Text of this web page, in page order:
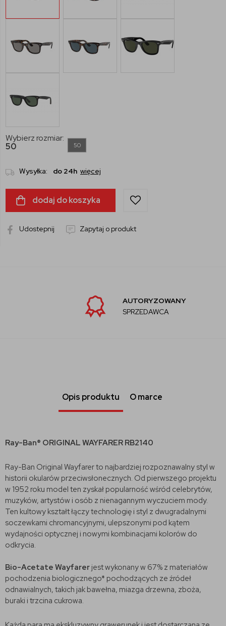
Wybierz rozmiar:
50
50
Wysyłka: do 24h więcej
dodaj do koszyka
Udostepnij Zapytaj o produkt
AUTORYZOWANY
SPRZEDAWCA
Opis produktu O marce
Ray-Ban® ORIGINAL WAYFARER RB2140
Ray-Ban Original Wayfarer to najbardziej rozpoznawalny styl w
historii okularów przeciwsłonecznych. Od pierwszego projektu
w 1952 roku model ten zyskał popularność wśród celebrytów,
muzyków, artystów i osób z nienagannym wyczuciem mody.
Ten kultowy kształt łączy technologię i styl z dwugradalnymi
soczewkami chromancyjnymi, ulepszonymi pod kątem
wydajności optycznej i nowymi kombinacjami kolorów do
odkrycia.
Bio-Acetate Wayfarer jest wykonany w 67% z materiałów
pochodzenia biologicznego* pochodzących ze źródeł
odnawialnych, takich jak bawełna, miazga drzewna, zboża,
buraki i trzcina cukrowa.